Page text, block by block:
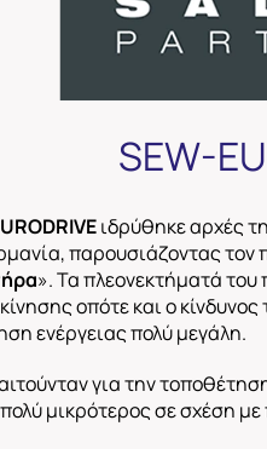
SEW-
ιδρύθηκε αρχές
παρουσιάζοντας τον
». Τα πλεονεκτήματά του
οπότε και ο
ενέργειας πολύ μεγάλη.
για την
μικρότερος σε σχέση με